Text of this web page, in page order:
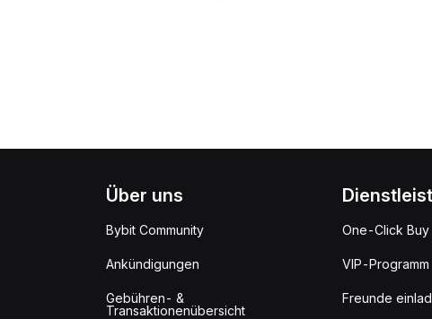
Über uns
Bybit Community
Ankündigungen
Gebühren- &
Transaktionenübersicht
One-Click Buy
VIP-Programm
Freunde